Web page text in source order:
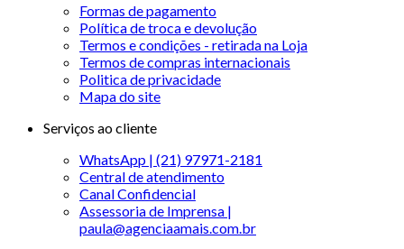
Formas de pagamento
Política de troca e devolução
Termos e condições - retirada na Loja
Termos de compras internacionais
Politica de privacidade
Mapa do site
Serviços ao cliente
WhatsApp | (21) 97971-2181
Central de atendimento
Canal Confidencial
Assessoria de Imprensa |
paula@agenciaamais.com.br